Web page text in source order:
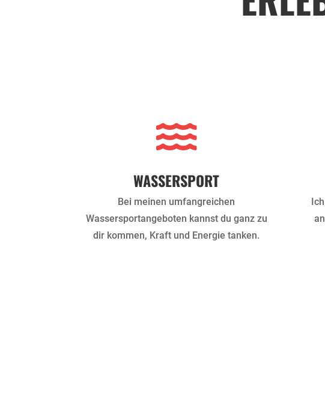

WASSERSPORT
Bei meinen umfangreichen
Wassersportangeboten kannst du ganz zu
dir kommen, Kraft und Energie tanken.